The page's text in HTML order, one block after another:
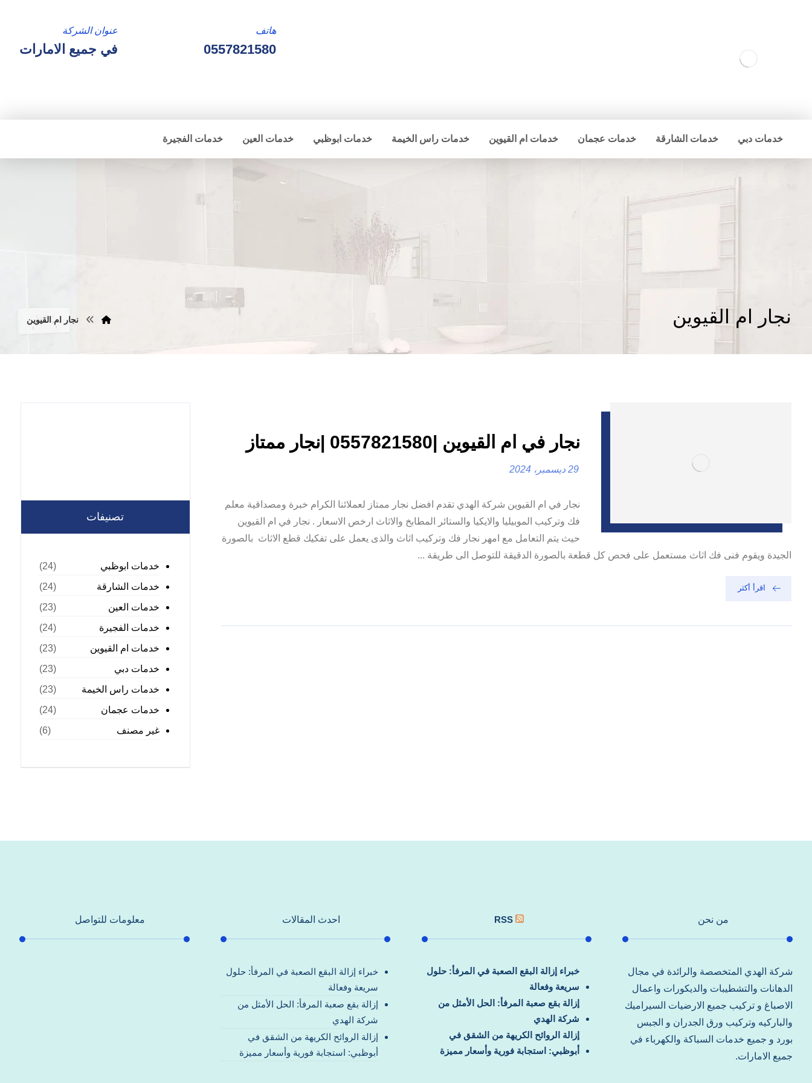
عنوان الشركة
في جميع الامارات
هاتف
0557821580
خدمات دبي خدمات الشارقة خدمات عجمان خدمات ام القيوين خدمات راس الخيمة خدمات ابوظبي خدمات العين خدمات الفجيرة
نجار ام القيوين نجار ام القيوين
نجار في ام القيوين |0557821580 |نجار ممتاز
29 ديسمبر، 2024
نجار في ام القيوين شركة الهدي تقدم افضل نجار ممتاز لعملائنا الكرام خبرة ومصداقية معلم
فك وتركيب الموبيليا والايكيا والستائر المطابخ والاثاث ارخص الاسعار . نجار في ام القيوين
حيث يتم التعامل مع امهر نجار فك وتركيب اثاث والذى يعمل على تفكيك قطع الاثاث بالصورة
الجيدة ويقوم فنى فك اثاث مستعمل على فحص كل قطعة بالصورة الدقيقة للتوصل الى طريقة ...
اقرأ أكثر
تصنيفات
خدمات ابوظبي
(24)
خدمات الشارقة
(24)
خدمات العين
(23)
خدمات الفجيرة
(24)
خدمات ام القيوين
(23)
خدمات دبي
(23)
خدمات راس الخيمة
(23)
خدمات عجمان
(24)
غير مصنف
(6)
من نحن
شركة الهدي المتخصصة والرائدة في مجال
الدهانات والتشطيبات والديكورات واعمال
الاصباغ و تركيب جميع الارضيات السيراميك
والباركيه وتركيب ورق الجدران و الجبس
بورد و جميع خدمات السباكة والكهرباء في
جميع الامارات.
RSS
خبراء إزالة البقع الصعبة في المرفأ: حلول
سريعة وفعالة
إزالة بقع صعبة المرفأ: الحل الأمثل من
شركة الهدي
إزالة الروائح الكريهة من الشقق في
أبوظبي: استجابة فورية وأسعار مميزة
احدث المقالات
خبراء إزالة البقع الصعبة في المرفأ: حلول
سريعة وفعالة
إزالة بقع صعبة المرفأ: الحل الأمثل من
شركة الهدي
إزالة الروائح الكريهة من الشقق في
أبوظبي: استجابة فورية وأسعار مميزة
معلومات للتواصل